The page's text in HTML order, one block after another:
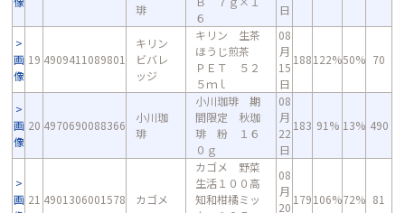
琲
６
日
画
像
19 4909411089801
キリン
ビバレ
ッジ
キリン 生茶
ほうじ煎茶
ＰＥＴ ５２
５ｍｌ
08
月
15
日
188122%50% 70
画
像
20 4970690088366
小川珈
琲
小川珈琲 期
間限定 秋珈
琲 粉 １６
０ｇ
08
月
22
日
183 91% 13% 490
画 21 4901306001578 カゴメ
カゴメ 野菜
生活１００高
知和柑橘ミッ
08
月
20
179106%72% 81